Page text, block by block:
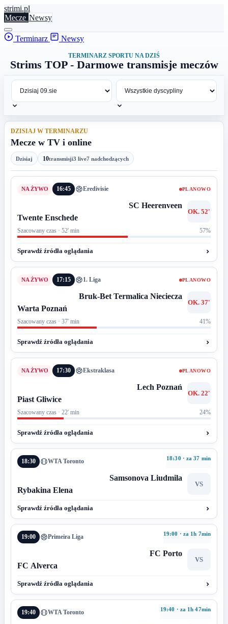
strimi.pl
Mecze Newsy
Terminarz Newsy
TERMINARZ SPORTU NA DZIŚ
Strims TOP - Darmowe transmisje meczów
DZISIAJ W TERMINARZU
Mecze w TV i online
Dzisiaj 10transmisji3 live7 nadchodzących
16:45 Eredivisie PLANOWO
SC Heerenveen
OK. 52'
Twente Enschede
Szacowany czas · 52' min 57%
Sprawdź źródła oglądania
17:15 1. Liga PLANOWO
Bruk-Bet Termalica Nieciecza
OK. 37'
Warta Poznań
Szacowany czas · 37' min 41%
Sprawdź źródła oglądania
17:30 Ekstraklasa PLANOWO
Lech Poznań
OK. 22'
Piast Gliwice
Szacowany czas · 22' min 24%
Sprawdź źródła oglądania
18:30 WTA Toronto 18:30 · za 37 min
Samsonova Liudmila
VS
Rybakina Elena
Sprawdź źródła oglądania
19:00 Primeira Liga 19:00 · za 1h 7min
FC Porto
VS
FC Alverca
Sprawdź źródła oglądania
19:40 WTA Toronto 19:40 · za 1h 47min